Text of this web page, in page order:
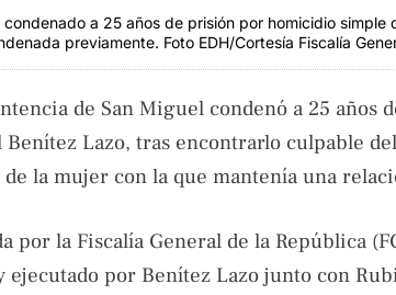
a 25 años de prisión por homicidio
previamente. Foto EDH/Cortesía Fiscalía
de San Miguel condenó a 25 años
Lazo, tras encontrarlo culpable
la mujer con la que mantenía una
por la Fiscalía General de la República
por Benítez Lazo junto con